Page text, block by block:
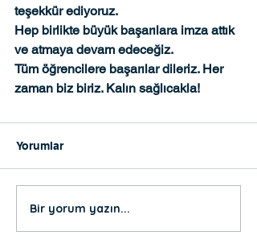
teşekkür ediyoruz.
Hep birlikte büyük başarılara imza attık
ve atmaya devam edeceğiz.
Tüm öğrencilere başarılar dileriz. Her
zaman biz biriz. Kalın sağlıcakla!
Yorumlar
Bir yorum yazın...